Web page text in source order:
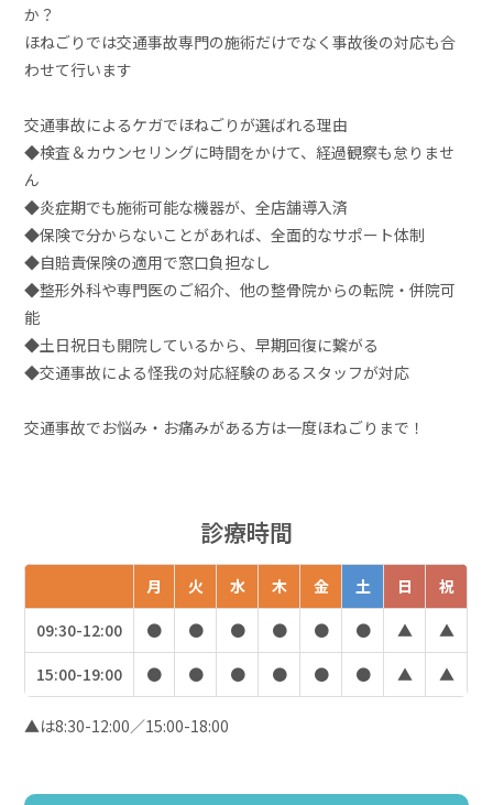
か？
ほねごりでは交通事故専門の施術だけでなく事故後の対応も合
わせて行います
交通事故によるケガでほねごりが選ばれる理由
◆検査＆カウンセリングに時間をかけて、経過観察も怠りませ
ん
◆炎症期でも施術可能な機器が、全店舗導入済
◆保険で分からないことがあれば、全面的なサポート体制
◆自賠責保険の適用で窓口負担なし
◆整形外科や専門医のご紹介、他の整骨院からの転院・併院可
能
◆土日祝日も開院しているから、早期回復に繋がる
◆交通事故による怪我の対応経験のあるスタッフが対応
交通事故でお悩み・お痛みがある方は一度ほねごりまで！
診療時間
月 火 水 木 金 土 日
祝
09:30-12:00
● ● ● ● ● ● ▲
▲
15:00-19:00
● ● ● ● ● ● ▲ ▲
▲は8:30-12:00／15:00-18:00